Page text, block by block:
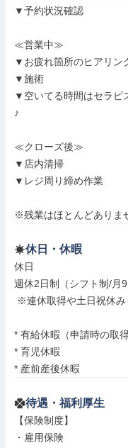
▼予約状況確認
≪営業中≫
▼お疲れ箇所のヒアリン
▼施術
▼空いてる時間はセラピ
♪
≪クローズ後≫
▼店内清掃
▼レジ周り締め作業
※残業はほとんどありま
休日・休暇
休日
週休2日制（シフト制/月
* 有給休暇（申請時の取
* 育児休暇
* 産前産後休暇
待遇・福利厚生
【保険制度】
・雇用保険